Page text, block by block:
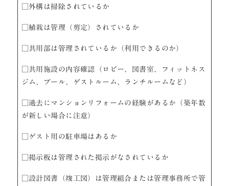
□外構は掃除されているか
□植栽は管理（剪定）されているか
□共用部は管理されているか（利用できるのか）
□共用施設の内容確認（ロビー、図書室、フィットネス
ジム、プール、ゲストルーム、ランチルームなど）
□過去にマンションリフォームの経験があるか（築年数
が新しい場合に注意）
□ゲスト用の駐車場はあるか
□掲示板は管理された掲示がなされているか
□設計図書（竣工図）は管理組合または管理事務所で管